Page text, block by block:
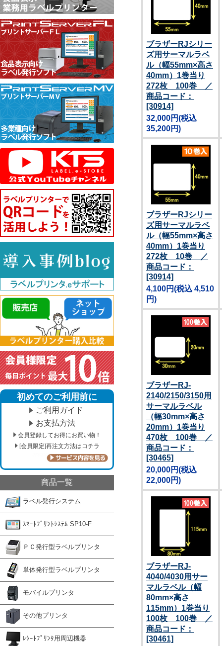
初めてのご利用前に
ご利用ガイド
お支払方法
会員登録してお得にお買い物！
[会員限定]再注文方法はコチラ
商品一覧
ラベル発行システム
ｽﾏｰﾄﾌﾟﾘﾝﾄｼｽﾃﾑ SP10-F
ＰＣ発行型ラベルプリンタ
単体発行型ラベルプリンタ
モバイルプリンタ
その他プリンタ
ﾚｼｰﾄﾌﾟﾘﾝﾀ用周辺機器
ブラザーRJシリー
ズ用サーマルラベ
ル（幅55mm×高さ
40mm）1巻当り
272枚 100巻 ／
商品コード：
[30914]
32,000円(税込
35,200円)
ブラザーRJシリー
ズ用サーマルラベ
ル（幅55mm×高さ
40mm）1巻当り
272枚 10巻 ／
商品コード：
[30914]
4,100円(税込 4,510
円)
ブラザーRJ-
2140/2150/3150用
サーマルラベル
（幅30mm×高さ
20mm）1巻当り
470枚 100巻 ／
商品コード：
[30465]
20,000円(税込
22,000円)
ブラザーRJ-
4040/4030用サー
マルラベル（幅
80mm×高さ
115mm）1巻当り
100枚 100巻 ／
商品コード：
[30461]